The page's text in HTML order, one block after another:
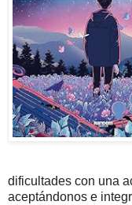
dificultades con una
aceptándonos e